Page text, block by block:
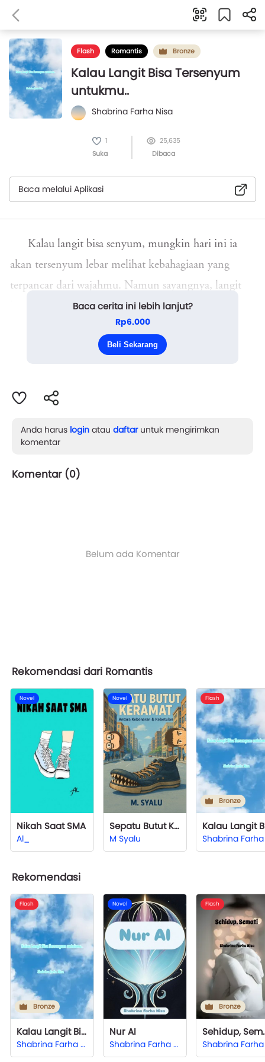
Flash Romantis Bronze
Kalau Langit Bisa Tersenyum
untukmu..
Shabrina Farha Nisa
1
Suka
25,635
Dibaca
Baca melalui Aplikasi
Kalau langit bisa senyum, mungkin hari ini ia
akan tersenyum lebar melihat kebahagiaan yang
terpancar dari wajahmu. Namun sayangnya, langit
hanya bisa menunjukkan keindahan warnanya yang
berubah-ubah setiap saat.
Tapi jangan khawat...
Baca cerita ini lebih lanjut?
Rp6.000
Beli Sekarang
Anda harus login atau daftaruntuk mengirimkan
komentar
Komentar (0)
Belum ada Komentar
Rekomendasi dari Romantis
Novel
Nikah Saat SMA
Al_
Novel
Sepatu Butut Keramat
M Syalu
Flash
Bronze
Rekomendasi
Flash
Bronze
Kalau Langit Bisa Tersenyum untukmu..
Shabrina Farha Nisa
Novel
Nur AI
Shabrina Farha Nisa
Flash
Bronze